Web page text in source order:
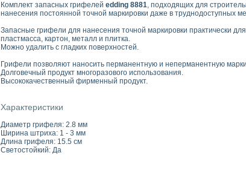
Комплект запасных грифелей edding 8881, подходящих для
нанесения постоянной точной маркировки даже в труднодоступных
Запасные грифели для нанесения точной маркировки практически
пластмасса, картон, металл и плитка.
Можно удалить с гладких поверхностей.
Грифели позволяют наносить перманентную и неперманентную
Долговечный продукт многоразового использования.
Высококачественный фирменный продукт.
Характеристики
Диаметр грифеля: 2.8 мм
Ширина штриха: 1 - 3 мм
Длина грифеля: 15.5 см
Светостойкий: Да